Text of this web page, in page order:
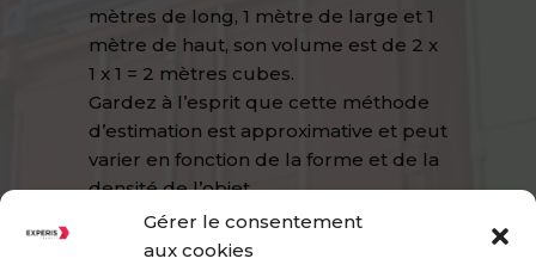
Gérer le consentement
aux cookies
mètres de long, 1 mètre de large et 1
mètre de haut, son volume est de 2 x
1 x 1 = 2 mètres cubes.
Gardez à l’esprit que cette méthode
d’estimation est approximative et peut
varier en fonction de la forme et de la
densité de l’objet.
N’hésitez pas à contacter notre
équipe pour une évaluation plus